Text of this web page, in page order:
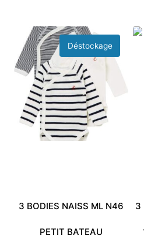
3 BODIES NAISS ML N46
PETIT BATEAU
3